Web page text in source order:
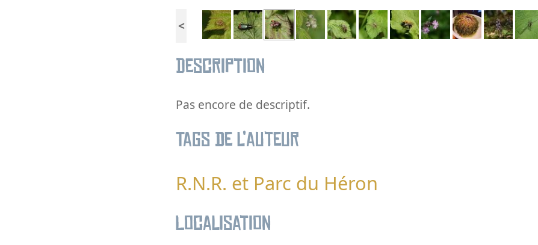
<
Description
Pas encore de descriptif.
Tags de l’auteur
R.N.R. et Parc du Héron
Localisation